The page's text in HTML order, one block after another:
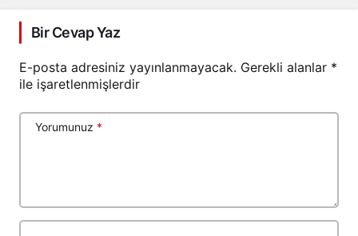
Bir Cevap Yaz
E-posta adresiniz yayınlanmayacak. Gerekli alanlar *
ile işaretlenmişlerdir
Yorumunuz *